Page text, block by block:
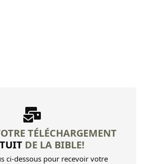
TÉLÉCHARGEMENT
DE LA BIBLE!
ci-dessous pour recevoir votre